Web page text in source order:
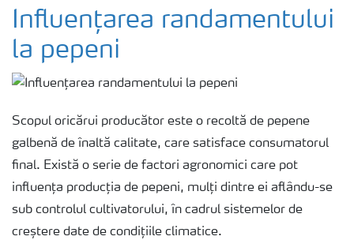
Cultură
Produse
Norme de siguranță
Publicații
Influențarea randamentului
la pepeni
Scopul oricărui producător este o recoltă de pepene
galbenă de înaltă calitate, care satisface consumatorul
final. Există o serie de factori agronomici care pot
influența producția de pepeni, mulți dintre ei aflându-se
sub controlul cultivatorului, în cadrul sistemelor de
creștere date de condițiile climatice.